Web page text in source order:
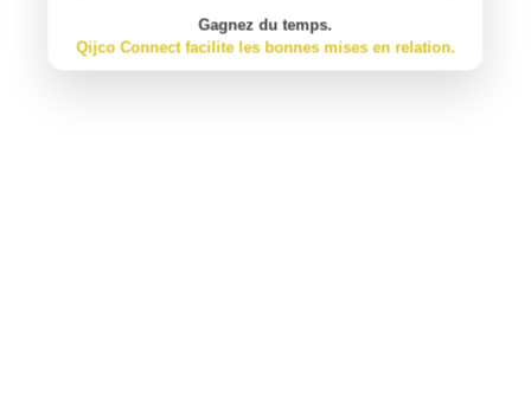
Gagnez du temps.
Qijco Connect facilite les bonnes mises en relation.